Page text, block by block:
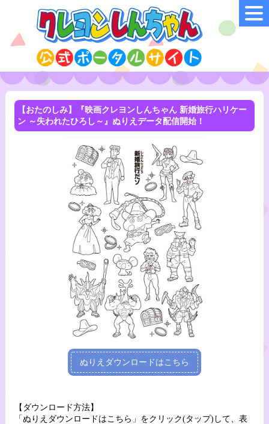
【おたのしみ】『映画クレヨンしんちゃん 新婚旅行ハリケー
ン ～失われたひろし～』ぬりえデータ配信開始！
ぬりえダウンロードはこちら
【ダウンロード方法】
「ぬりえダウンロードはこちら」をクリック(タップ)して、表